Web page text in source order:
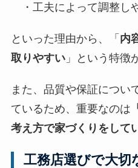
・工夫によって調整し
といった理由から、「 内
取りやすい」という特徴
また、品質や保証につい
ているため、重要なのは
考え方で家づくりをして
工務店選びで大切